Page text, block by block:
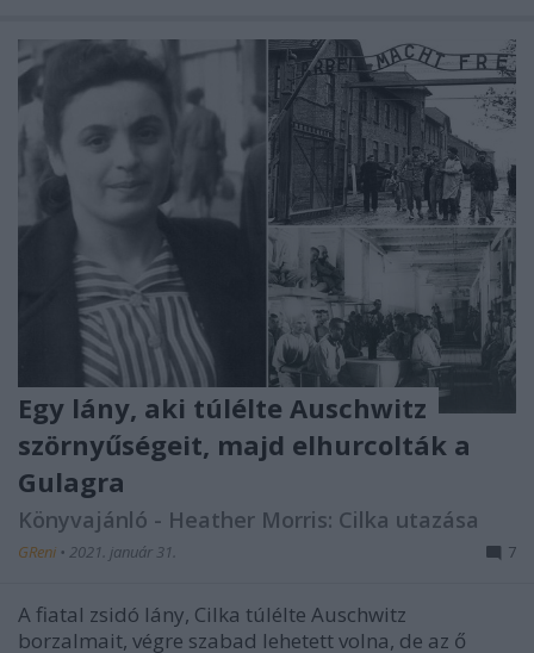
Egy lány, aki túlélte Auschwitz
szörnyűségeit, majd elhurcolták a
Gulagra
Könyvajánló - Heather Morris: Cilka ​utazása
GReni • 2021. január 31. 7
A fiatal zsidó lány, Cilka túlélte Auschwitz
borzalmait, végre szabad lehetett volna, de az ő